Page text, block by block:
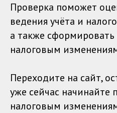
Проверка поможет
ведения учёта и
а также
налоговым
Переходите на сайт,
уже сейчас начинайте
налоговым